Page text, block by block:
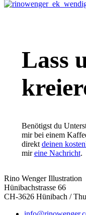
Lass
Benötigst du
mir bei einem
direkt deinen
mireine Nachricht.
Rino Wenger Illustration
Hünibachstrasse 66
CH-3626 Hünibach /